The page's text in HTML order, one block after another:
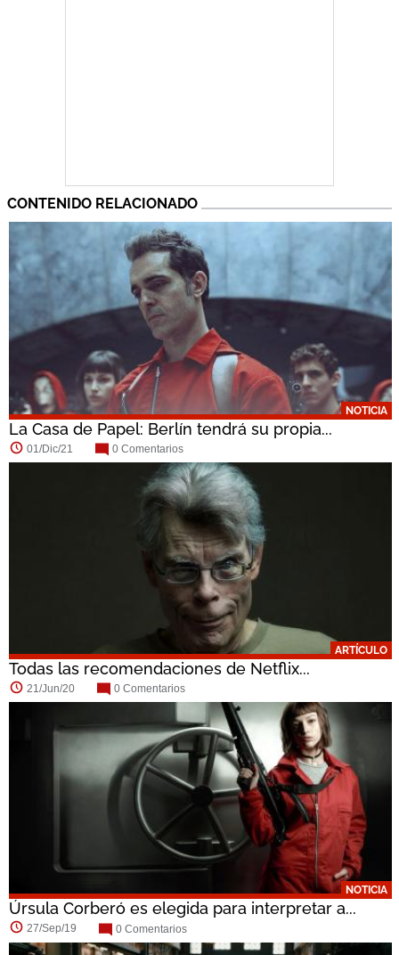
CONTENIDO RELACIONADO
NOTICIA
La Casa de Papel: Berlín tendrá su propia...
01/Dic/21 0 Comentarios
ARTÍCULO
Todas las recomendaciones de Netflix...
21/Jun/20 0 Comentarios
NOTICIA
Úrsula Corberó es elegida para interpretar a...
27/Sep/19 0 Comentarios